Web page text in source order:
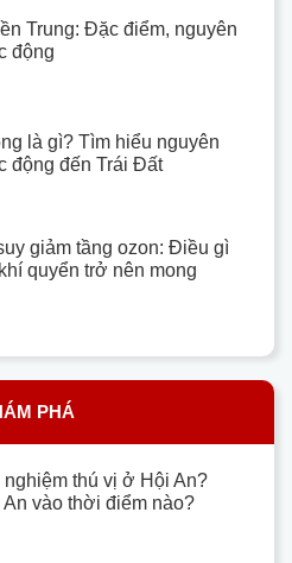
Trung: Đặc điểm, nguyên
động
là gì? Tìm hiểu nguyên
động đến Trái Đất
giảm tầng ozon: Điều gì
quyển trở nên mong
PHÁ
nghiệm thú vị ở Hội An?
An vào thời điểm nào?